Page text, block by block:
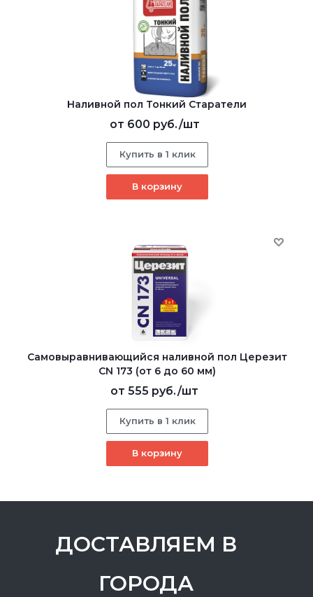
Наливной пол Тонкий Старатели
от 600 руб./шт
Купить в 1 клик
В корзину
Самовыравнивающийся наливной пол Церезит
CN 173 (от 6 до 60 мм)
от 555 руб./шт
Купить в 1 клик
В корзину
ДОСТАВЛЯЕМ В
ГОРОДА